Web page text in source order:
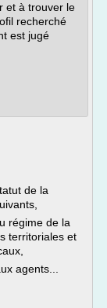
et à trouver le
recherché
est jugé
de la
régime de la
territoriales et
agents...